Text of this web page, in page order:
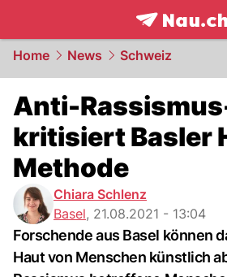
frontpage.
Home News Schweiz
Anti-
kritisiert Basler
Methode
Chiara Schlenz
Basel, 21.08.2021 - 13:04
Forschende aus Basel können
Haut von Menschen künstlich